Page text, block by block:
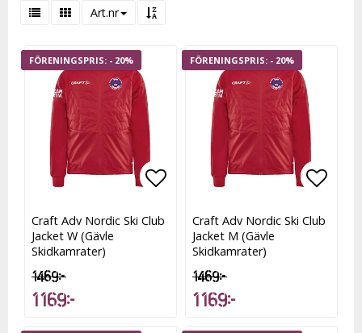
Art.nr
- 20%
Lägg till i favoritlistan
Lägg till i favoritlistan
Craft Adv Nordic Ski Club
Jacket W (Gävle
Skidkamrater)
1 469 kr
1 169 kr
- 20%
Lägg
Lägg
Craft Adv Nordic Ski Club
Jacket M (Gävle
Skidkamrater)
1 469 kr
1 169 kr